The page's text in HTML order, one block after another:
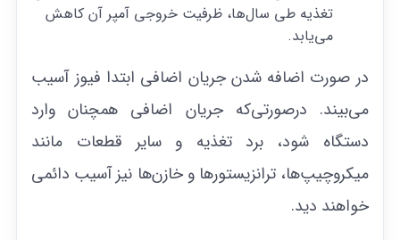
تغذیه طی سال‌ها، ظرفیت خروجی آمپر آن کاهش
می‌یابد.
در صورت اضافه شدن جریان اضافی ابتدا فیوز آسیب
می‌بیند. درصورتی‌که جریان اضافی همچنان وارد
دستگاه شود، برد تغذیه و سایر قطعات مانند
میکروچیپ‌ها، ترانزیستور‌ها و خازن‌ها نیز آسیب دائمی
خواهند دید.